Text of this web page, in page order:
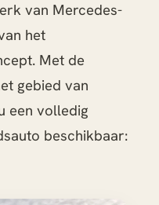
van Mercedes-
het
Met de
gebied van
een volledig
beschikbaar: